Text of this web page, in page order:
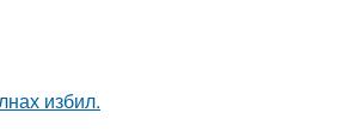
избил.